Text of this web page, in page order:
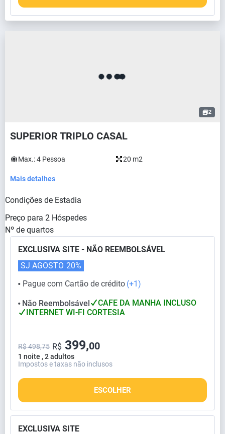
2
SUPERIOR TRIPLO CASAL
Max.:4 Pessoa 20 m2
Mais detalhes
Condições de Estadia
Preço para 2 Hóspedes
Nº de quartos
EXCLUSIVA SITE - NÃO REEMBOLSÁVEL
⬤ Pague com Cartão de crédito (+1)
SJ AGOSTO 20%
⬤ Não Reembolsável
CAFE DA MANHA INCLUSO
INTERNET WI-FI CORTESIA
1 noite , 2 adultos
R$ 498,75 R$ 399,00
Impostos e taxas não inclusos
ESCOLHER
EXCLUSIVA SITE